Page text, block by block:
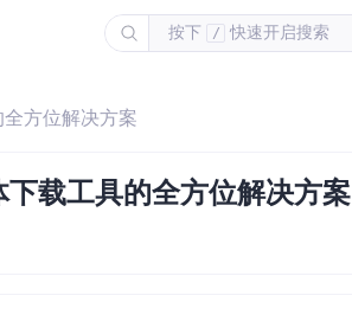
按下 / 快速开启搜索
方位解决方案
载工具的全方位解决方案